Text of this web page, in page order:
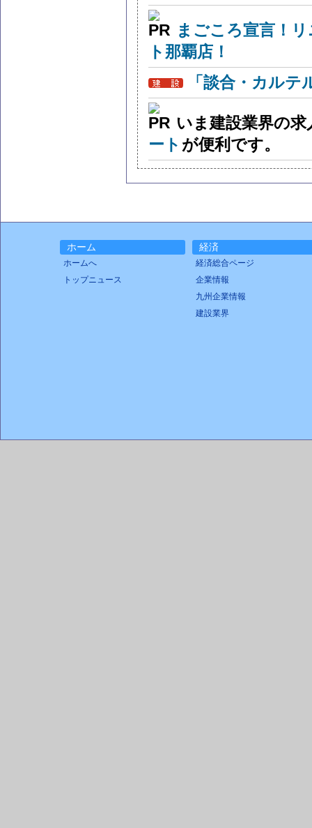
まごころ宣言！
ト那覇店！
「談合・カル
いま建設業界の
ート が便利です。
ホーム
ホームへ
トップニュース
経済
経済総合ページ
企業情報
九州企業情報
建設業界